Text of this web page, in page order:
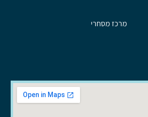
מרכז מסחרי